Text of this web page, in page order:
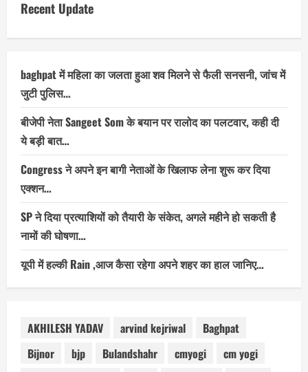
Recent Update
baghpat में महिला का जलता हुआ शव मिलने से फैली सनसनी, जांच में
जुटी पुलिस…
बीजेपी नेता Sangeet Som के बयान पर रालोद का पलटवार, कही दी
ये बड़ी बात…
Congress ने अपने इन बागी नेताओं के खिलाफ लेना शुरू कर दिया
एक्शन…
SP ने दिया प्रत्याशियों को तैयारी के संकेत, अगले महीने हो सकती है
नामों की घोषणा…
यूपी में हल्की Rain ,आज कैसा रहेगा अपने शहर का हाल जानिए…
AKHILESH YADAV arvind kejriwal
Baghpat
Bijnor
bjp Bulandshahr cmyogi
cm yogi